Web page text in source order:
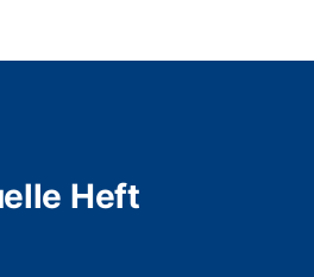
Heft